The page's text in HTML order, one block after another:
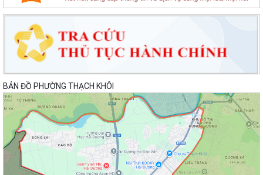
BẢN ĐỒ PHƯỜNG THẠCH KHÔI
Hội nghị Ban Thường vụ Đảng ủy phường lần thứ 35
Sôi nổi ngày hội hiến máu "Thạch Khôi - ngàn trái tim hồng" năm 2026